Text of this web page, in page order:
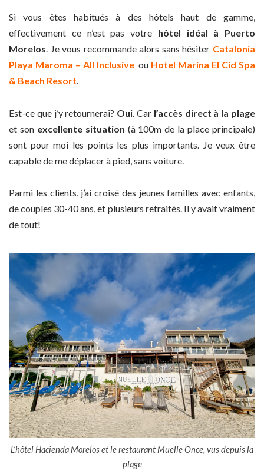
Si vous êtes habitués à des hôtels haut de gamme,
effectivement ce n’est pas votre hôtel idéal à Puerto
Morelos. Je vous recommande alors sans hésiter Catalonia
Playa Maroma – All Inclusive ou Hotel Marina El Cid Spa
& Beach Resort.
Est-ce que j’y retournerai? Oui . Car l’accès direct à la plage
et son excellente situation (à 100m de la place principale)
sont pour moi les points les plus importants. Je veux être
capable de me déplacer à pied, sans voiture.
Parmi les clients, j’ai croisé des jeunes familles avec enfants,
de couples 30-40 ans, et plusieurs retraités. Il y avait vraiment
de tout!
L’hôtel Hacienda Morelos et le restaurant Muelle Once, vus depuis la
plage